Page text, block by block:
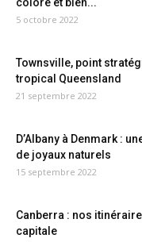
5 octobre 2022
Townsville, point
tropical Queensland
21 septembre 2022
D’Albany à Denmark :
de joyaux naturels
15 septembre 2022
Canberra : nos
capitale